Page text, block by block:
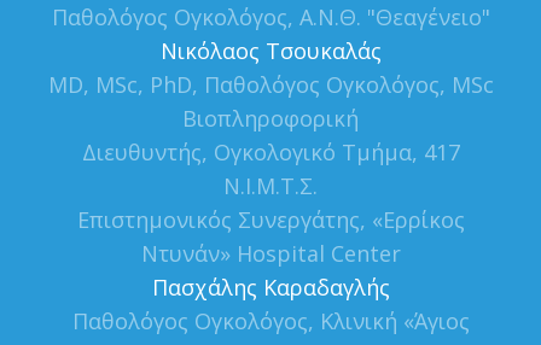
Παθολόγος Ογκολόγος, Α.Ν.Θ. "Θεαγένειο"
Νικόλαος Τσουκαλάς
MD, MSc, PhD, Παθολόγος Ογκολόγος, MSc
Βιοπληροφορική
Διευθυντής, Ογκολογικό Τμήμα, 417
Ν.Ι.Μ.Τ.Σ.
Επιστημονικός Συνεργάτης, «Ερρίκος
Ντυνάν» Hospital Center
Πασχάλης Καραδαγλής
Παθολόγος Ογκολόγος, Κλινική «Άγιος